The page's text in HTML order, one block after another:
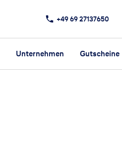
+49 69 27137650
Unternehmen Gutscheine